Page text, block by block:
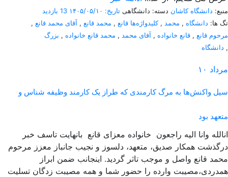
منبع: دانشگاه کاشان دسته: دانشگاهی تاریخ: ۱۴۰۵/۰۵/۱۰
13 بازدید
تگ ها: دانشگاه , محمد ,کلیدواژه‌ها قانع , محمد قانع , آقای محمد قانع ,
مرحوم قانع , قانع خانواده , آقای محمد , محمد قانع خانواده , بزرگ
دانشگاه ,
۱۰ مرداد
سیل واکنش‌ها به مرگ کارمندی که طراز یک کارمند وظیفه شناس و
متعهد بود
انالله وانا الیه راجعون خانواده معزای قانع بانهایت تاسف خبر
درگذشت همکار صدیق، متعهد، دلسوز و نجیب جانباز معزز مرحوم
محمد قانع واصل و موجب تاثر گردید. اینجانب ضمن ابراز
همدردی،مصیبت وارده را حضور شما و همه مصیبت زدگان تسلیت